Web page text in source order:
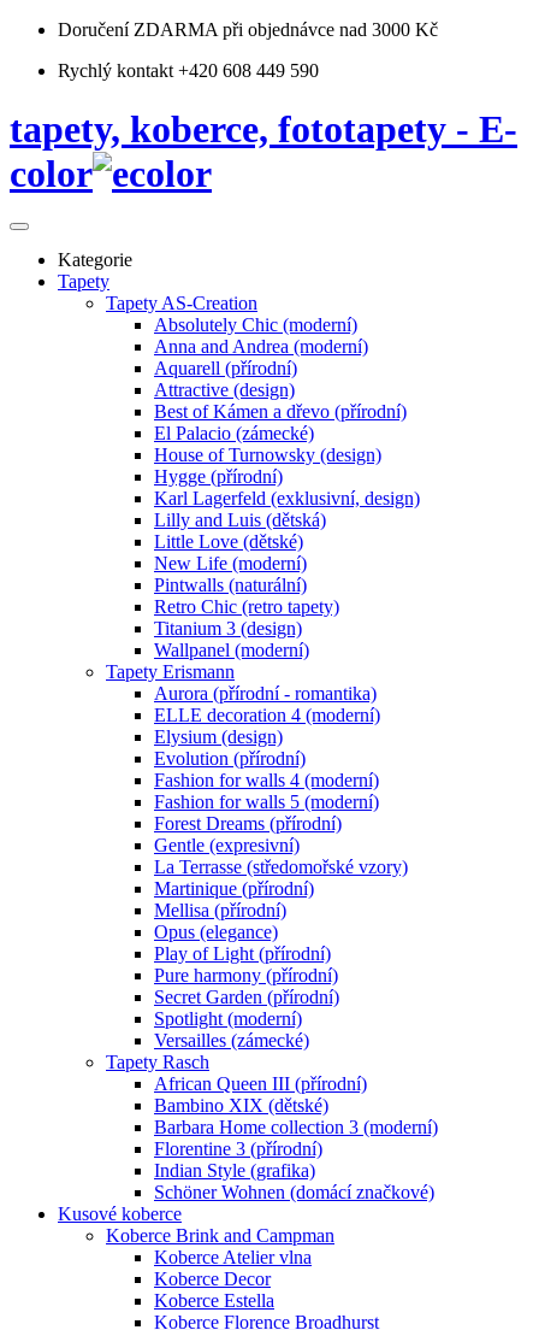
Doručení ZDARMA při objednávce nad 3000 Kč
Rychlý kontakt +420 608 449 590
tapety, koberce, fototapety - E-
color
Kategorie
Tapety
Tapety AS-Creation
Absolutely Chic (moderní)
Anna and Andrea (moderní)
Aquarell (přírodní)
Attractive (design)
Best of Kámen a dřevo (přírodní)
El Palacio (zámecké)
House of Turnowsky (design)
Hygge (přírodní)
Karl Lagerfeld (exklusivní, design)
Lilly and Luis (dětská)
Little Love (dětské)
New Life (moderní)
Pintwalls (naturální)
Retro Chic (retro tapety)
Titanium 3 (design)
Wallpanel (moderní)
Tapety Erismann
Aurora (přírodní - romantika)
ELLE decoration 4 (moderní)
Elysium (design)
Evolution (přírodní)
Fashion for walls 4 (moderní)
Fashion for walls 5 (moderní)
Forest Dreams (přírodní)
Gentle (expresivní)
La Terrasse (středomořské vzory)
Martinique (přírodní)
Mellisa (přírodní)
Opus (elegance)
Play of Light (přírodní)
Pure harmony (přírodní)
Secret Garden (přírodní)
Spotlight (moderní)
Versailles (zámecké)
Tapety Rasch
African Queen III (přírodní)
Bambino XIX (dětské)
Barbara Home collection 3 (moderní)
Florentine 3 (přírodní)
Indian Style (grafika)
Schöner Wohnen (domácí značkové)
Kusové koberce
Koberce Brink and Campman
Koberce Atelier vlna
Koberce Decor
Koberce Estella
Koberce Florence Broadhurst